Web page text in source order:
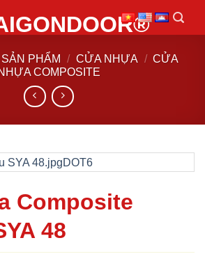
SẢN PHẨM / CỬA NHỰA / CỬA
COMPOSITE
Composite
48